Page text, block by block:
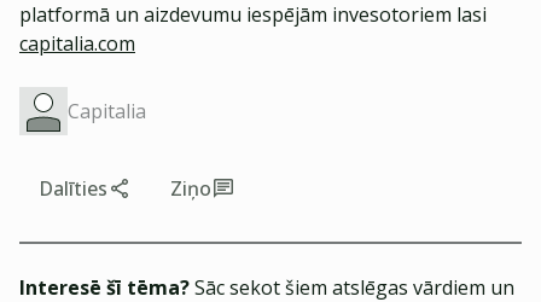
platformā un aizdevumu iespējām invesotoriem lasi
capitalia.com
Capitalia
Dalīties Ziņo
Interesē šī tēma?Sāc sekot šiem atslēgas vārdiem un